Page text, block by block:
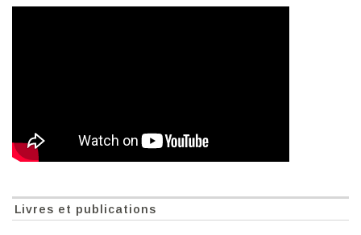
Livres et publications